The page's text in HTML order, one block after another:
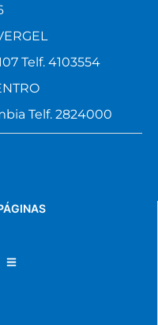
Telf. 4103554
Telf. 2824000